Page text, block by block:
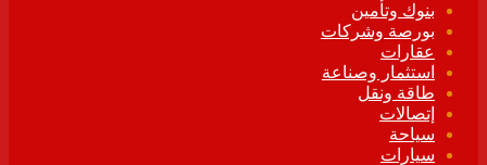
بنوك وتأمين
بورصة وشركات
عقارات
استثمار وصناعة
طاقة ونقل
إتصالات
سياحة
سيارات